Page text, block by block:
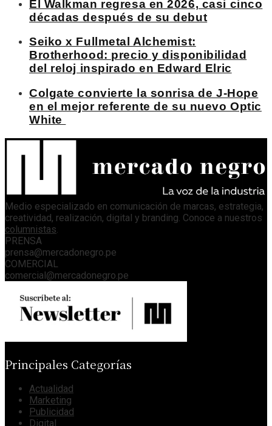
El Walkman regresa en 2026, casi cinco
décadas después de su debut
Seiko x Fullmetal Alchemist:
Brotherhood: precio y disponibilidad
del reloj inspirado en Edward Elric
Colgate convierte la sonrisa de J-Hope
en el mejor referente de su nuevo Optic
White
Medio especializado en comunicación de marcas, estrategia,
creatividad, realización, digital y branding. Conoce a nuestros
columnistas.
PRENSA
prensa@mercadonegro.pe
COMERCIAL
comercial@mercadonegro.pe
Principales Categorías
Actualidad
Marketing
Publicidad
Digital